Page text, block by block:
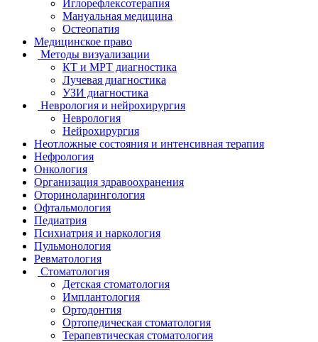
Иглорефлексотерапия
Мануальная медицина
Остеопатия
Медицинское право
Методы визуализации
КТ и МРТ диагностика
Лучевая диагностика
УЗИ диагностика
Неврология и нейрохирургия
Неврология
Нейрохирургия
Неотложные состояния и интенсивная терапия
Нефрология
Онкология
Организация здравоохранения
Оториноларингология
Офтальмология
Педиатрия
Психиатрия и наркология
Пульмонология
Ревматология
Стоматология
Детская стоматология
Имплантология
Ортодонтия
Ортопедическая стоматология
Терапевтическая стоматология